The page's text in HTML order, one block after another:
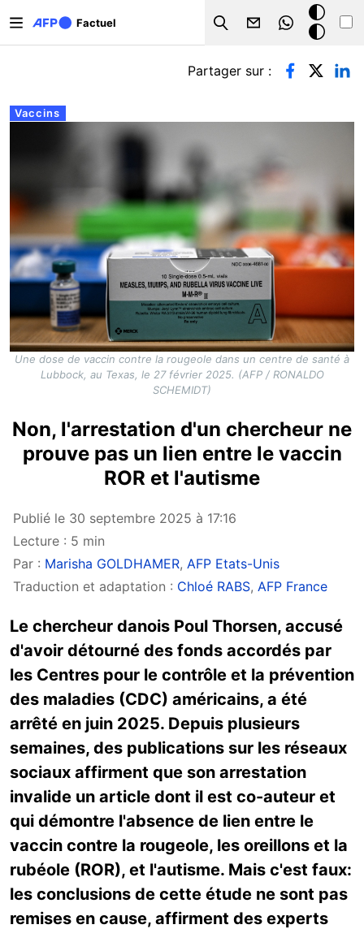
Factuel
Search
Mode
sombre
Onglets principaux
Vaccins
Partager sur :
Une dose de vaccin contre la rougeole dans un centre de santé à
Lubbock, au Texas, le 27 février 2025. (AFP / RONALDO
SCHEMIDT)
Non, l'arrestation d'un chercheur ne
prouve pas un lien entre le vaccin
ROR et l'autisme
Publié le 30 septembre 2025 à 17:16
Lecture : 5 min
Par : Marisha GOLDHAMER, AFP Etats-Unis
Traduction et adaptation : Chloé RABS, AFP France
Le chercheur danois Poul Thorsen, accusé
d'avoir détourné des fonds accordés par
les Centres pour le contrôle et la prévention
des maladies (CDC) américains, a été
arrêté en juin 2025. Depuis plusieurs
semaines, des publications sur les réseaux
sociaux affirment que son arrestation
invalide un article dont il est co-auteur et
qui démontre l'absence de lien entre le
vaccin contre la rougeole, les oreillons et la
rubéole (ROR), et l'autisme. Mais c'est faux:
les conclusions de cette étude ne sont pas
remises en cause, affirment des experts